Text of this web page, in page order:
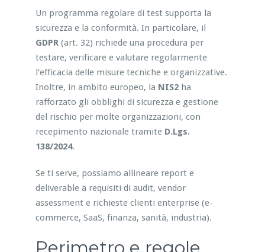
Un programma regolare di test supporta la
sicurezza e la conformità. In particolare, il
GDPR(art. 32) richiede una procedura per
testare, verificare e valutare regolarmente
l’efficacia delle misure tecniche e organizzative.
Inoltre, in ambito europeo, la NIS2ha
rafforzato gli obblighi di sicurezza e gestione
del rischio per molte organizzazioni, con
recepimento nazionale tramite D.Lgs.
138/2024.
Se ti serve, possiamo allineare report e
deliverable a requisiti di audit, vendor
assessment e richieste clienti enterprise (e-
commerce, SaaS, finanza, sanità, industria).
Perimetro e regole